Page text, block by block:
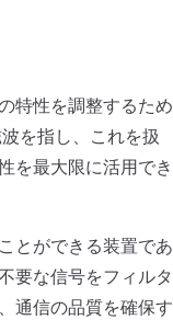
特性を調整するため
を指し、これを扱
を最大限に活用でき
とができる装置であ
要な信号をフィルタ
通信の品質を確保す